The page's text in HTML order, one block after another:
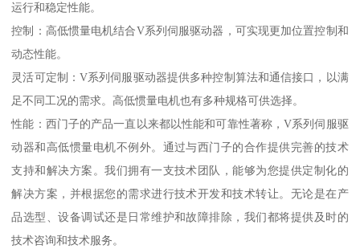
运行和稳定性能。
控制：高低惯量电机结合V系列伺服驱动器，可实现更加位置控制和
动态性能。
灵活可定制：V系列伺服驱动器提供多种控制算法和通信接口，以满
足不同工况的需求。高低惯量电机也有多种规格可供选择。
性能：西门子的产品一直以来都以性能和可靠性著称，V系列伺服驱
动器和高低惯量电机不例外。通过与西门子的合作提供完善的技术
支持和解决方案。我们拥有一支技术团队，能够为您提供定制化的
解决方案，并根据您的需求进行技术开发和技术转让。无论是在产
品选型、设备调试还是日常维护和故障排除，我们都将提供及时的
技术咨询和技术服务。